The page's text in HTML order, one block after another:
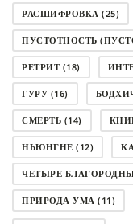
РАСШИФРОВКА (25)
ПУСТОТНОСТЬ
РЕТРИТ(18)
ГУРУ (16)
СМЕРТЬ (14)
НЬЮНГНЕ (12)
ЧЕТЫРЕ
ПРИРОДА УМА (11)